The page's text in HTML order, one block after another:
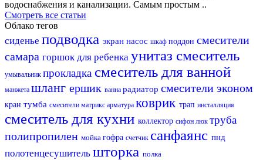
водоснабжения и канализации. Самым простым ..
Смотреть все статьи
Облако тегов
сиденье подводка экран насос шкаф поддон смесители
самара горшок для ребенка унитаз смеситель
умывальник прокладка смеситель для ванной
манжета шланг ершик ванна радиатор смесители эконом
кран тумба смесители матрикс арматура коврик трап инсталляция
смеситель для кухни коллектор сифон люк труба
полипропилен мойка гофра счетчик санфаянс пнд
полотенцесушитель шторка полка